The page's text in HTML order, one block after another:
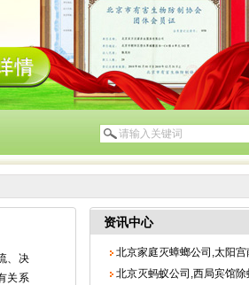
、决
关系
资讯中心
北京家庭灭蟑螂公司,太阳宫
北京灭蚂蚁公司,西局宾馆除